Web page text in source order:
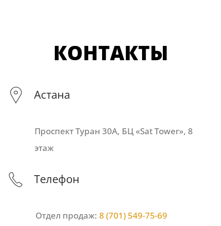
КОНТАКТЫ
Астана
Проспект Туран 30А, БЦ «Sat Tower», 8
этаж
Телефон
Отдел продаж: 8 (701) 549-75-69